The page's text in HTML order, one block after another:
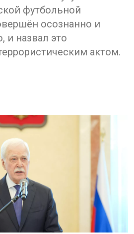
футбольной
осознанно и
и назвал это
актом.